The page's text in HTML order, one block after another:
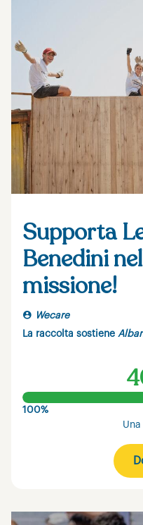
Supporta
Benedini
missione!
Wecare
La raccolta sostiene
100%